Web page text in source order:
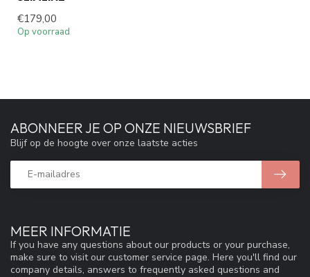
€179,00
Op voorraad
MEER INFORMATIE
If you have any questions about our products or your purchase,
make sure to visit our customer service page. Here you'll find our
company details, answers to frequently asked questions and
ABONNEER JE OP ONZE NIEUWSBRIEF
Blijf op de hoogte over onze laatste acties